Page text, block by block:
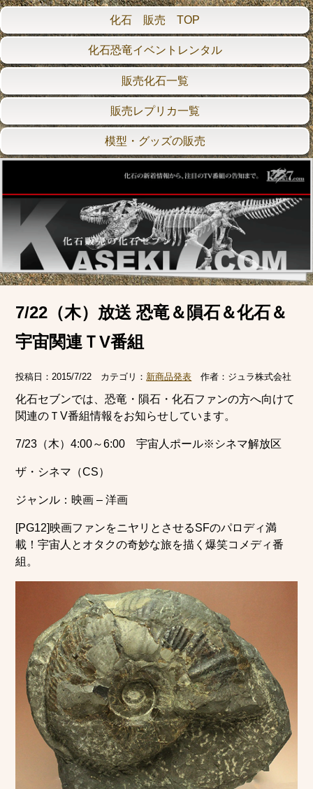
化石 販売 TOP
化石恐竜イベントレンタル
販売化石一覧
販売レプリカ一覧
模型・グッズの販売
7/22（木）放送 恐竜＆隕石＆化石＆
宇宙関連ＴV番組
投稿日：2015/7/22 カテゴリ： 新商品発表 作者： ジュラ株式会社
化石セブンでは、恐竜・隕石・化石ファンの方へ向けて
関連のＴV番組情報をお知らせしています。
7/23（木）4:00～6:00 宇宙人ポール※シネマ解放区
ザ・シネマ（CS）
ジャンル：映画 – 洋画
[PG12]映画ファンをニヤリとさせるSFのパロディ満
載！宇宙人とオタクの奇妙な旅を描く爆笑コメディ番
組。